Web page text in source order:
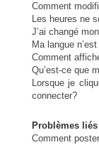
Comment
Les heures ne
J’ai changé
Ma langue
Comment
Qu’est-ce que
Lorsque je
connecter?
Problèmes
Comment